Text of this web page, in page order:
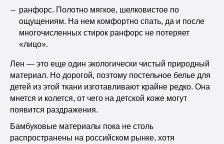
ранфорс. Полотно мягкое, шелковистое по
ощущениям. На нем комфортно спать, да и после
многочисленных стирок ранфорс не потеряет
«лицо».
Лен — это еще один экологически чистый природный
материал. Но дорогой, поэтому постельное белье для
детей из этой ткани изготавливают крайне редко. Она
мнется и колется, от чего на детской коже могут
появится раздражения.
Бамбуковые материалы пока не столь
распространены на российском рынке, хотя